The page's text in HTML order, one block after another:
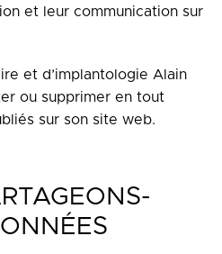
et leur communication sur
et d’implantologie Alain
ou supprimer en tout
sur son site web.